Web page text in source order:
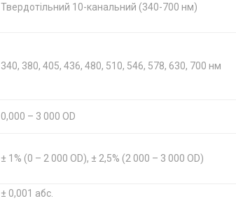
Твердотільний 10-канальний (340-700 нм)
340, 380, 405, 436, 480, 510, 546, 578, 630, 700 нм
0,000 – 3 000 OD
± 1% (0 – 2 000 OD), ± 2,5% (2 000 – 3 000 OD)
± 0,001 абс.